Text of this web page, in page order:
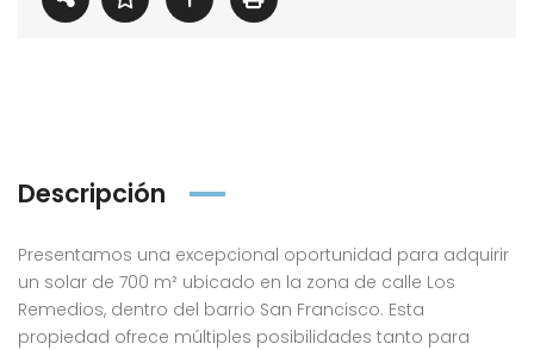
Descripción
Presentamos una excepcional oportunidad para adquirir
un solar de 700 m² ubicado en la zona de calle Los
Remedios, dentro del barrio San Francisco. Esta
propiedad ofrece múltiples posibilidades tanto para